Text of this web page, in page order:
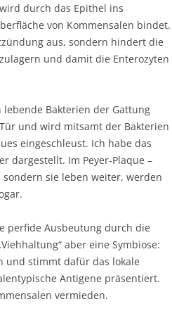
durch das Epithel ins
von Kommensalen bindet.
aus, sondern hindert die
und damit die Enterozyten
lebende Bakterien der Gattung
und wird mitsamt der Bakterien
eingeschleust. Ich habe das
dargestellt. Im Peyer-Plaque –
sie leben weiter, werden
perfide Ausbeutung durch die
aber eine Symbiose:
und stimmt dafür das lokale
Antigene präsentiert.
vermieden.